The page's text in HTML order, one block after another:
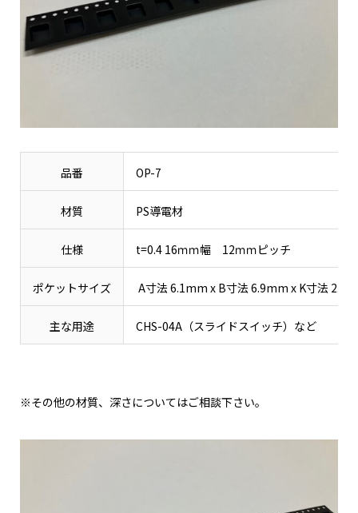
品番 OP-7
材質 PS導電材
仕様 t=0.4 16ｍｍ幅 12ｍｍピッチ
ポケットサイズ A寸法 6.1mm x B寸法 6.9mm x K寸法
主な用途 CHS-04A（スライドスイッチ）など
※その他の材質、深さについてはご相談下さい。